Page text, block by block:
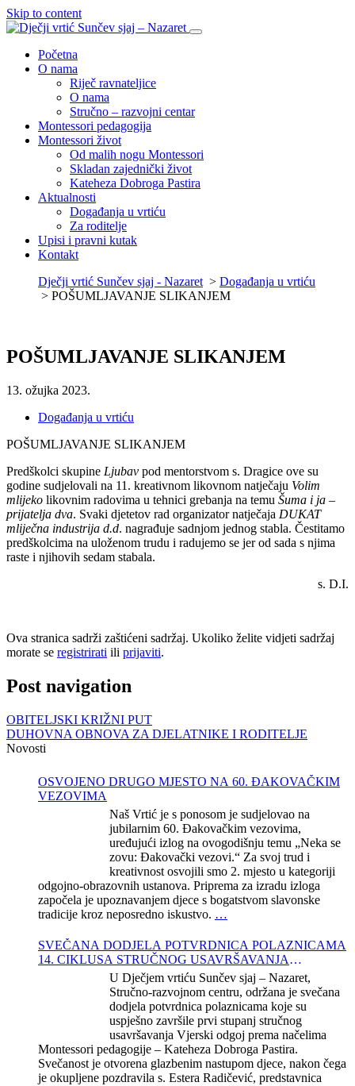
Skip to content
Početna
O nama
Riječ ravnateljice
O nama
Stručno – razvojni centar
Montessori pedagogija
Montessori život
Od malih nogu Montessori
Skladan zajednički život
Kateheza Dobroga Pastira
Aktualnosti
Događanja u vrtiću
Za roditelje
Upisi i pravni kutak
Kontakt
Dječji vrtić Sunčev sjaj - Nazaret > Događanja u vrtiću
> POŠUMLJAVANJE SLIKANJEM
POŠUMLJAVANJE SLIKANJEM
13. ožujka 2023.
Događanja u vrtiću
POŠUMLJAVANJE SLIKANJEM
Predškolci skupine Ljubav pod mentorstvom s. Dragice ove su
godine sudjelovali na 11. kreativnom likovnom natječaju Volim
mlijeko likovnim radovima u tehnici grebanja na temu Šuma i ja –
prijatelja dva. Svaki djetetov rad organizator natječaja DUKAT
mliječna industrija d.d. nagrađuje sadnjom jednog stabla. Čestitamo
predškolcima na uloženom trudu i radujemo se jer od sada s njima
raste i njihovih sedam stabala.
s. D.I.
Ova stranica sadrži zaštićeni sadržaj. Ukoliko želite vidjeti sadržaj
morate se registrirati ili prijaviti.
Post navigation
OBITELJSKI KRIŽNI PUT
DUHOVNA OBNOVA ZA DJELATNIKE I RODITELJE
Novosti
OSVOJENO DRUGO MJESTO NA 60. ĐAKOVAČKIM
VEZOVIMA
Naš Vrtić je s ponosom je sudjelovao na
jubilarnim 60. Đakovačkim vezovima,
uređujući izlog na ovogodišnju temu „Neka se
zovu: Đakovački vezovi.“ Za svoj trud i
kreativnost osvojili smo 2. mjesto u kategoriji
odgojno-obrazovnih ustanova. Priprema za izradu izloga
započela je upoznavanjem djece s bogatstvom slavonske
tradicije kroz neposredno iskustvo. …
SVEČANA DODJELA POTVRDNICA POLAZNICAMA
14. CIKLUSA STRUČNOG USAVRŠAVANJA
KATEHEZE DOBROGA PASTIRA
U Dječjem vrtiću Sunčev sjaj – Nazaret,
Stručno-razvojnom centru, održana je svečana
dodjela potvrdnica polaznicama koje su
uspješno završile prvi stupanj stručnog
usavršavanja Vjerski odgoj prema načelima
Montessori pedagogije – Kateheza Dobroga Pastira.
Svečanost je otvorena glazbenim nastupom djece, nakon čega
je okupljene pozdravila s. Estera Radičević, predstavnica